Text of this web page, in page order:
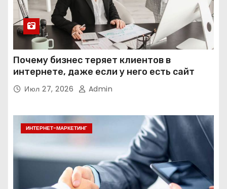
Почему бизнес теряет клиентов в
интернете, даже если у него есть сайт
Июл 27, 2026 Admin
ИНТЕРНЕТ-МАРКЕТИНГ